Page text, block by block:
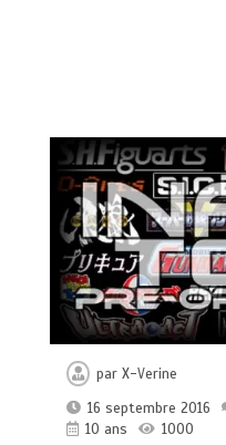
parX-Verine
16 septembre 2016
10 ans
1000